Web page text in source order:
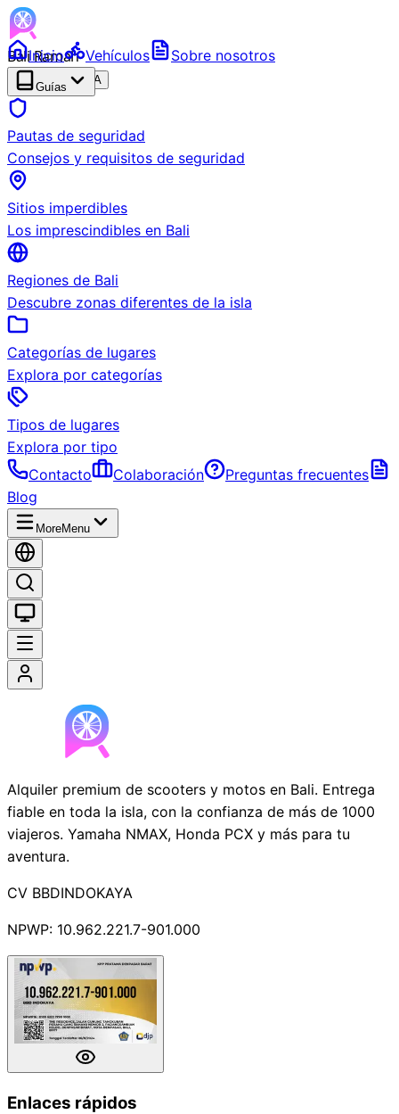
Bali Ramah
RENTAL BETA
Inicio Vehículos Sobre nosotros
Guías
Pautas de seguridad
Consejos y requisitos de seguridad
Sitios imperdibles
Los imprescindibles en Bali
Regiones de Bali
Descubre zonas diferentes de la isla
Categorías de lugares
Explora por categorías
Tipos de lugares
Explora por tipo
Contacto
Colaboración
Preguntas frecuentes
Blog
MoreMenu
Alquiler premium de scooters y motos en Bali. Entrega
fiable en toda la isla, con la confianza de más de 1000
viajeros. Yamaha NMAX, Honda PCX y más para tu
aventura.
CV BBDINDOKAYA
NPWP: 10.962.221.7-901.000
Enlaces rápidos